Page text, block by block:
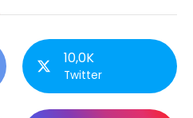
10,0K
Twitter